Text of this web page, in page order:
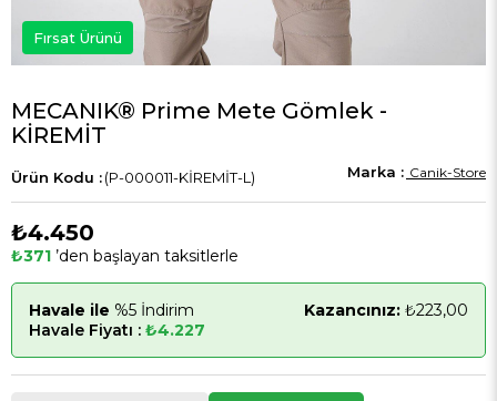
Fırsat Ürünü
MECANIK® Prime Mete Gömlek -
KİREMİT
(P-000011-KİREMİT-L) Canik-Store
₺4.450
₺371 ’den başlayan taksitlerle
Havale ile %5 İndirim Kazancınız: ₺223,00
Havale Fiyatı : ₺4.227